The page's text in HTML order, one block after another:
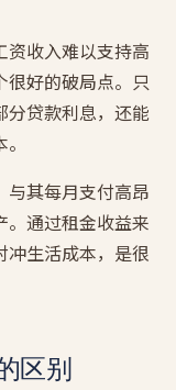
资收入难以支持高
很好的破局点。只
分贷款利息，还能
与其每月支付高昂
。通过租金收益来
冲生活成本，是很
区别